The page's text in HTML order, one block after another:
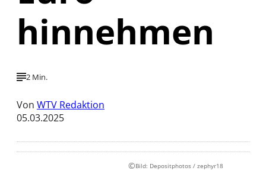
hinnehmen
2 Min.
Von WTV Redaktion
05.03.2025
©Bild: Depositphotos / zephyr18